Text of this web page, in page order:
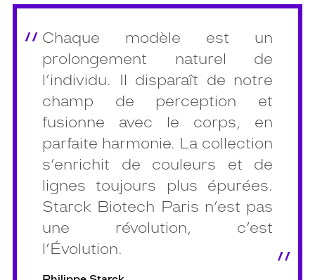
Chaque modèle est un
prolongement naturel de
l’individu. Il disparaît de notre
champ de perception et
fusionne avec le corps, en
parfaite harmonie. La collection
s’enrichit de couleurs et de
lignes toujours plus épurées.
Starck Biotech Paris n’est pas
une révolution, c’est
l’Évolution.